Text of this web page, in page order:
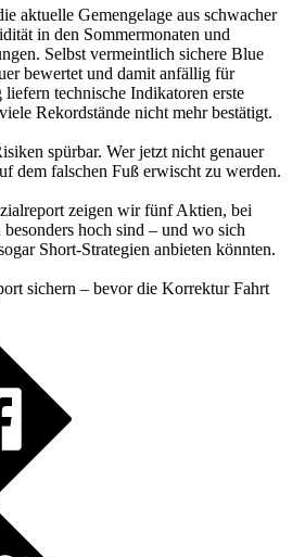
aktuelle Gemengelage aus schwacher
in den Sommermonaten und
Selbst vermeintlich sichere Blue
bewertet und damit anfällig für
technische Indikatoren erste
Rekordstände nicht mehr bestätigt.
spürbar. Wer jetzt nicht genauer
dem falschen Fuß erwischt zu werden.
zeigen wir fünf Aktien, bei
hoch sind – und wo sich
Short-Strategien anbieten könnten.
sichern – bevor die Korrektur Fahrt